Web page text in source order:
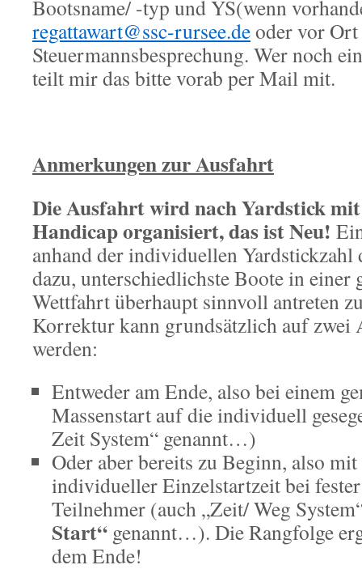
Bootsname/ -typ und YS(wenn
regattawart@ssc-rursee.deoder vor
Steuermannsbesprechung. Wer noch
teilt mir das bitte vorab per Mail mit.
Anmerkungen zur Ausfahrt
Die Ausfahrt wird nach Yardstick
Handicap organisiert, das ist Neu!
anhand der individuellen
dazu, unterschiedlichste Boote in einer
Wettfahrt überhaupt sinnvoll antreten
Korrektur kann grundsätzlich auf zwei
werden:
Entweder am Ende, also bei einem
Massenstart auf die individuell
Zeit System“ genannt…)
Oder aber bereits zu Beginn, also
individueller Einzelstartzeit bei
Teilnehmer (auch „Zeit/ Weg
Start“ genannt…). Die Rangfolge
dem Ende!